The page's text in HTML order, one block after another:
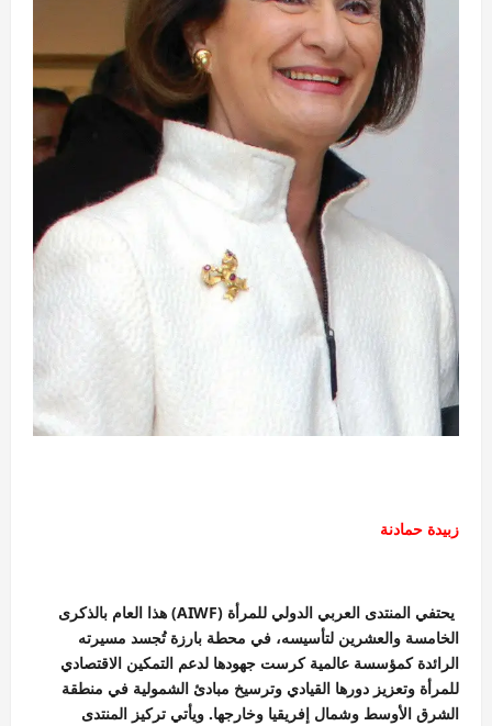
زبيدة حمادنة
يحتفي المنتدى العربي الدولي للمرأة (AIWF) هذا العام بالذكرى
الخامسة والعشرين لتأسيسه، في محطة بارزة تُجسد مسيرته
الرائدة كمؤسسة عالمية كرست جهودها لدعم التمكين الاقتصادي
للمرأة وتعزيز دورها القيادي وترسيخ مبادئ الشمولية في منطقة
الشرق الأوسط وشمال إفريقيا وخارجها. ويأتي تركيز المنتدى